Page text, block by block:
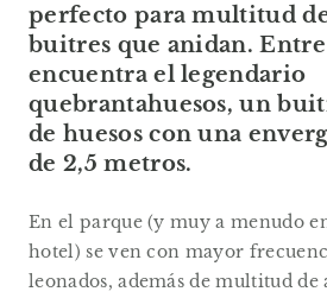
perfecto para multitud
buitres que anidan. Entre
encuentra el legendario
quebrantahuesos, un
de huesos con una
de 2,5 metros.
En el parque (y muy a menudo
hotel) se ven con mayor
leonados, además de multitud de